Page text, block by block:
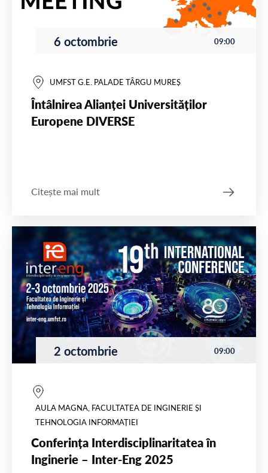
09:00
6 octombrie
UMFST G.E. PALADE TÂRGU MUREȘ
Întâlnirea Alianței Universităților
Europene DIVERSE
Citește mai mult
09:00
2 octombrie
AULA MAGNA, FACULTATEA DE INGINERIE ȘI
TEHNOLOGIA INFORMAȚIEI
Conferința Interdisciplinaritatea în
Inginerie – Inter-Eng 2025